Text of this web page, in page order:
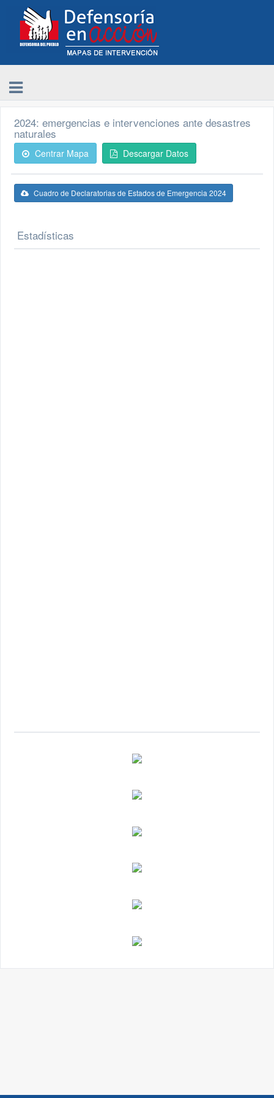
2024: emergencias e intervenciones ante desastres
naturales
Centrar Mapa Descargar Datos
Cuadro de Declaratorias de Estados de Emergencia 2024
Estadísticas